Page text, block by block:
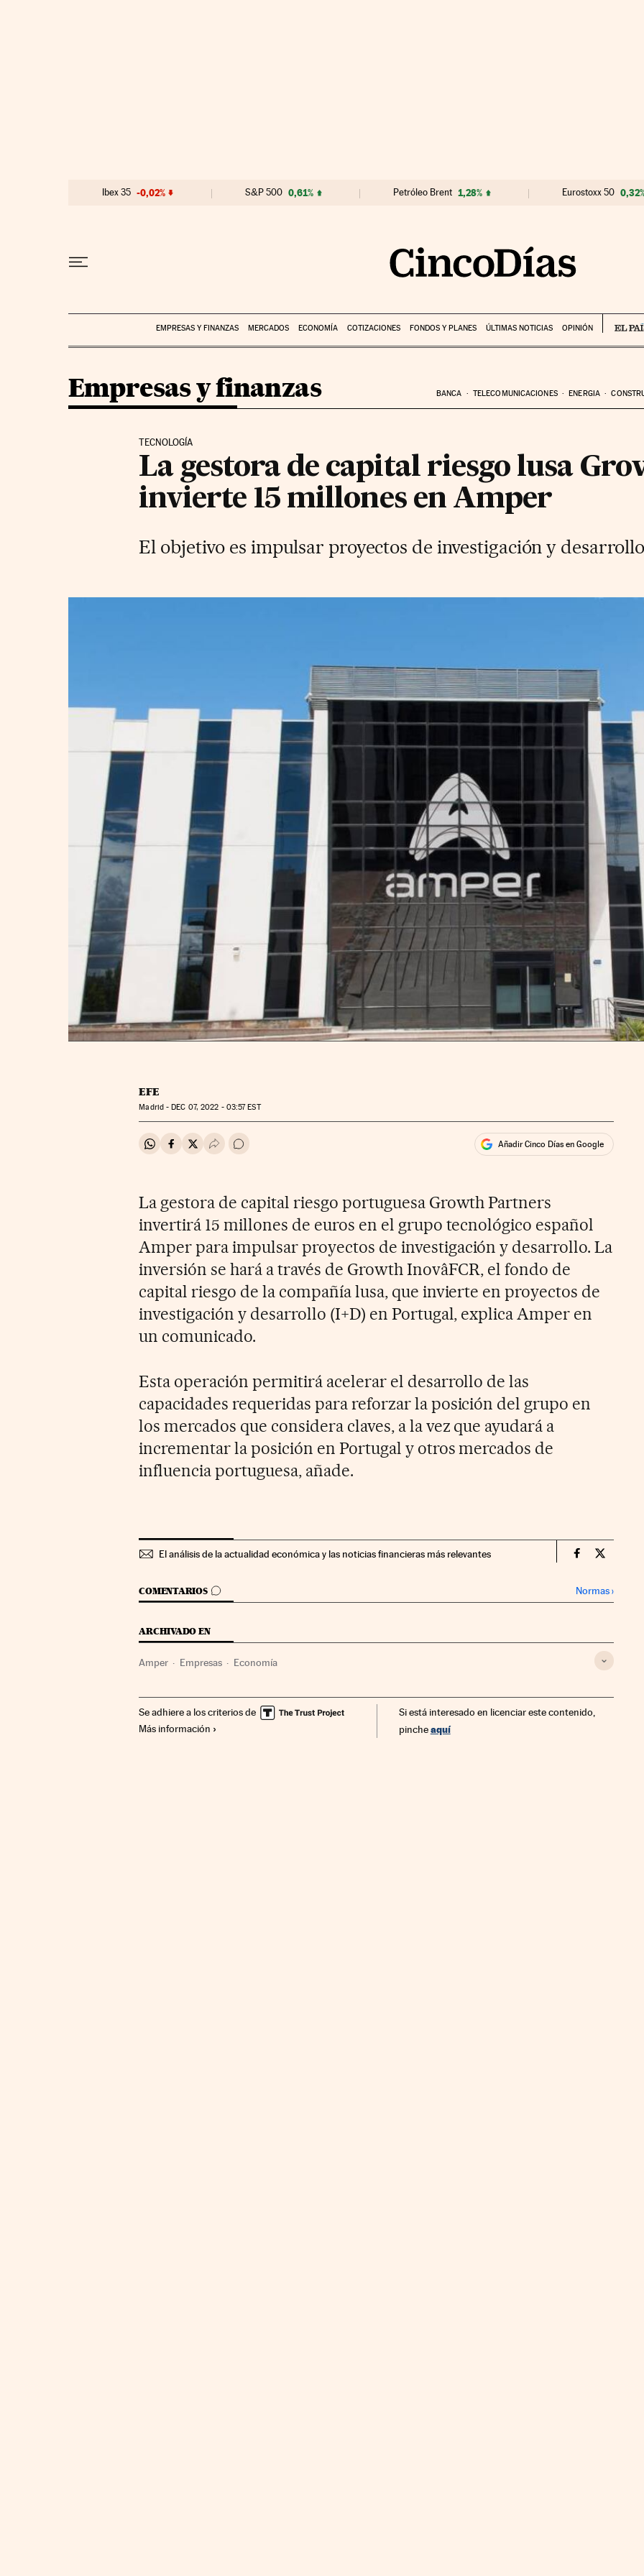
Ibex 35 -0,02% S&P 500 0,61% Petróleo Brent 1,28% Eurostoxx 50
EMPRESAS Y FINANZAS MERCADOS ECONOMÍA COTIZACIONES FONDOS Y PLANES ÚLTIMAS NOTICIAS OPINIÓN
Empresas y finanzas BANCA TELECOMUNICACIONES ENERGIA
TECNOLOGÍA
La gestora de capital riesgo lusa
invierte 15 millones en Amper
El objetivo es impulsar proyectos de investigación y desarrollo
EFE
Madrid - DEC 07, 2022 - 03:57EST
Compartir en Whatsapp
Compartir en Facebook
Compartir en Twitter
Desplegar Redes Sociales
Ir a los comentarios Añadir Cinco Días en Google
La gestora de capital riesgo portuguesa Growth Partners
invertirá 15 millones de euros en el grupo tecnológico español
Amper para impulsar proyectos de investigación y desarrollo. La
inversión se hará a través de Growth InovâFCR, el fondo de
capital riesgo de la compañía lusa, que invierte en proyectos de
investigación y desarrollo (I+D) en Portugal, explica Amper en
un comunicado.
Esta operación permitirá acelerar el desarrollo de las
capacidades requeridas para reforzar la posición del grupo en
los mercados que considera claves, a la vez que ayudará a
incrementar la posición en Portugal y otros mercados de
influencia portuguesa, añade.
El análisis de la actualidad económica y las noticias financieras más relevantes Companias
COMENTARIOS
IR A LOS COMENTARIOS Normas›
ARCHIVADO EN
Amper Empresas Economía
Se adhiere a los criterios de
Más información
Si está interesado en licenciar este contenido,
pincheaquí